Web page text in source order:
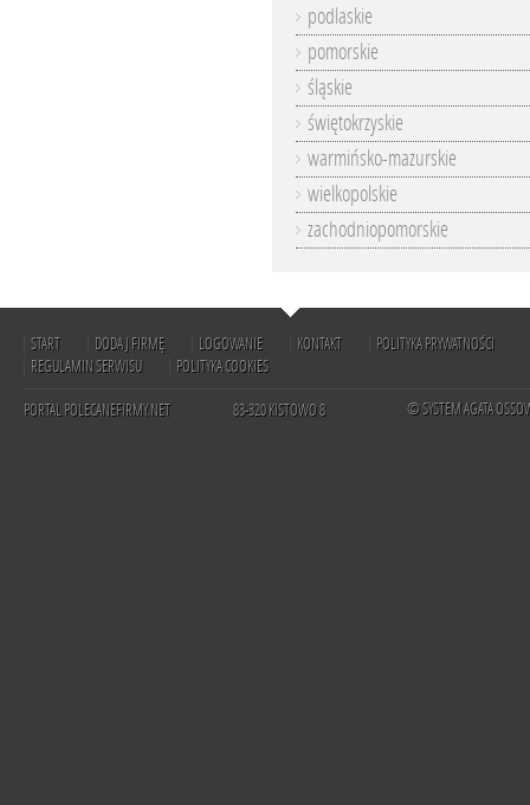
podlaskie
pomorskie
śląskie
świętokrzyskie
warmińsko-mazurskie
wielkopolskie
zachodniopomorskie
START DODAJ FIRMĘ LOGOWANIE KONTAKT
POLITYKA PRYWATNOŚCI
REGULAMIN SERWISU
POLITYKA COOKIES
PORTAL POLECANEFIRMY.NET 83-320 KISTOWO 8 © SYSTEM AGATA